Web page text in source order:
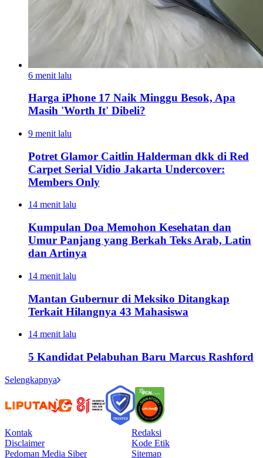
6 menit lalu
Harga iPhone 17 Naik Minggu Besok, Apa
Masih 'Worth It' Dibeli?
9 menit lalu
Potret Glamor Caitlin Halderman dkk di Red
Carpet Serial Vidio Jakarta Undercover:
Members Only
14 menit lalu
Kumpulan Doa Memohon Kesehatan dan
Umur Panjang yang Berkah Teks Arab, Latin
dan Artinya
14 menit lalu
Mantan Gubernur di Meksiko Ditangkap
Terkait Hilangnya 43 Mahasiswa
14 menit lalu
5 Kandidat Pelabuhan Baru Marcus Rashford
Selengkapnya
Kontak
Redaksi
Disclaimer
Kode Etik
Pedoman Media Siber
Sitemap